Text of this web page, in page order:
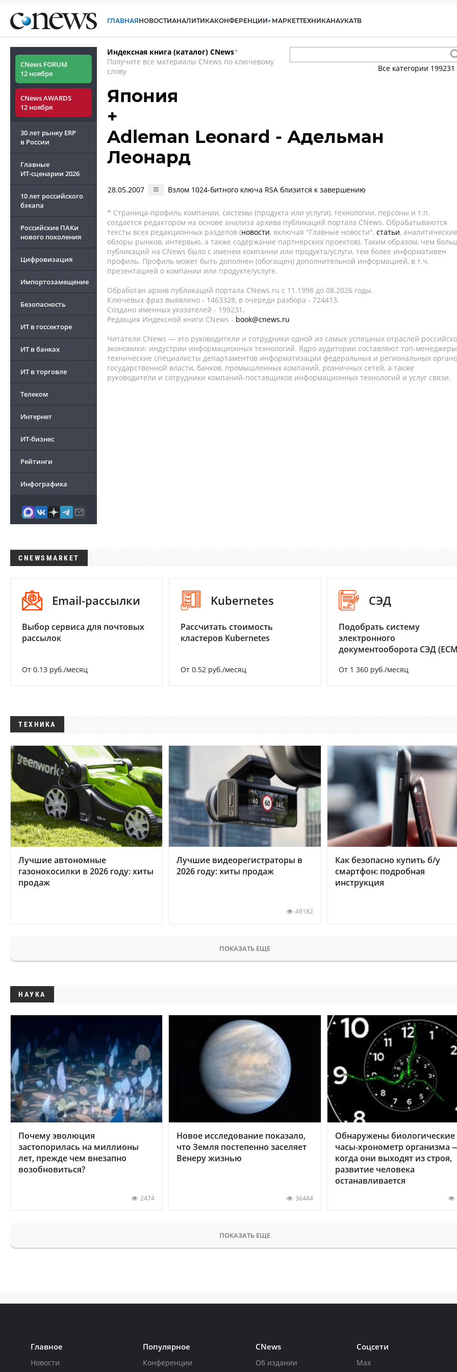
ГЛАВНАЯНОВОСТИАНАЛИТИКАКОНФЕРЕНЦИИ МАРКЕТТЕХНИКАНАУКАТВ
CNews FORUM
12 ноября
CNews AWARDS
12 ноября
30 лет рынку ERP
в России
Главные
ИТ-сценарии 2026
10 лет российского
бэкапа
Российские ПАКи
нового поколения
Цифровизация
Импортозамещение
Безопасность
ИТ в госсекторе
ИТ в банках
ИТ в торговле
Телеком
Интернет
ИТ-бизнес
Рейтинги
Инфографика
Индексная книга (каталог) CNews*
Получите все материалы CNews по ключевому
слову
Все категории 199231
Япония
+
Adleman Leonard - Адельман
Леонард
28.05.2007 Взлом 1024-битного ключа RSA близится к завершению
* Страница-профиль компании, системы (продукта или услуги), технологии, персоны и т.п.
создается редактором на основе анализа архива публикаций портала CNews. Обрабатываются
тексты всех редакционных разделов (новости, включая "Главные новости", статьи, аналитические
обзоры рынков, интервью, а также содержание партнёрских проектов). Таким образом, чем
публикаций на CNews было с именем компании или продукта/услуги, тем более информативен
профиль. Профиль может быть дополнен (обогащен) дополнительной информацией, в т.ч.
презентацией о компании или продукте/услуге.
Обработан архив публикаций портала CNews.ru c 11.1998 до 08.2026 годы.
Ключевых фраз выявлено - 1463328, в очереди разбора - 724413.
Создано именных указателей - 199231.
Редакция Индексной книги CNews - book@cnews.ru
Читатели CNews — это руководители и сотрудники одной из самых успешных отраслей
экономики: индустрии информационных технологий. Ядро аудитории составляют топ-
технические специалисты департаментов информатизации федеральных и региональных
государственной власти, банков, промышленных компаний, розничных сетей, а также
руководители и сотрудники компаний-поставщиков информационных технологий и услуг связи.
CNEWSMARKET
Email-рассылки
Выбор сервиса для почтовых
рассылок
От 0.13 руб./месяц
Kubernetes
Рассчитать стоимость
кластеров Kubernetes
От 0.52 руб./месяц
СЭД
Подобрать систему
электронного
документооборота СЭД
От 1 360 руб./месяц
ТЕХНИКА
Лучшие автономные
газонокосилки в 2026 году: хиты
продаж
Лучшие видеорегистраторы в
2026 году: хиты продаж
49182
Как безопасно купить б/у
смартфон: подробная
инструкция
ПОКАЗАТЬ ЕЩЕ
НАУКА
Почему эволюция
застопорилась на миллионы
лет, прежде чем внезапно
возобновиться?
2474
Новое исследование показало,
что Земля постепенно заселяет
Венеру жизнью
36444
Обнаружены биологические
часы-хронометр организма
когда они выходят из строя,
развитие человека
останавливается
ПОКАЗАТЬ ЕЩЕ
Главное
Новости
Популярное
Конференции
CNews
Об издании
Соцсети
Max